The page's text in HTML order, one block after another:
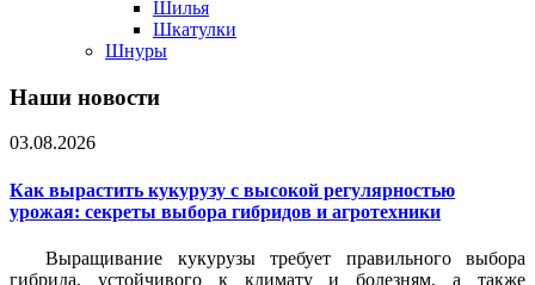
Шилья
Шкатулки
Шнуры
Наши новости
03.08.2026
Как вырастить кукурузу с высокой регулярностью
урожая: секреты выбора гибридов и агротехники
Выращивание кукурузы требует правильного выбора
гибрида, устойчивого к климату и болезням, а также